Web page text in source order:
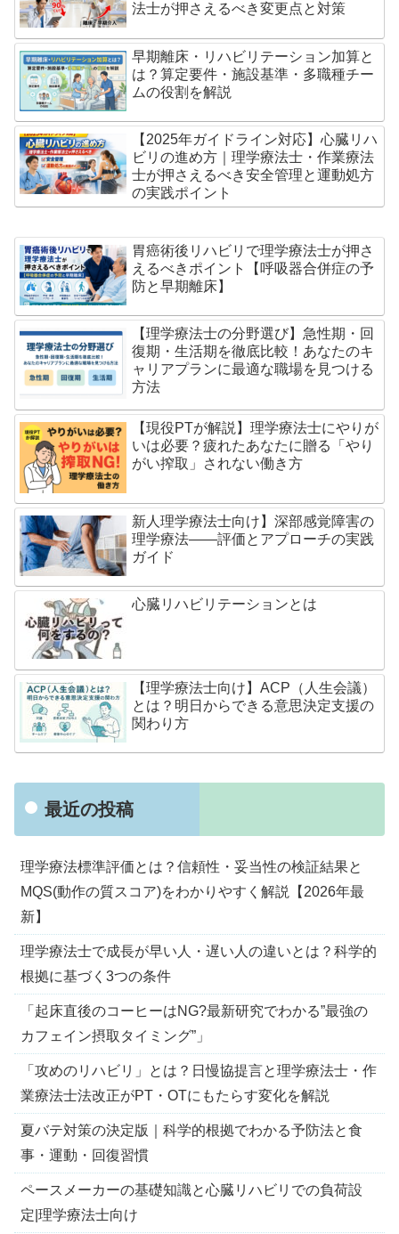
法士が押さえるべき変更点と対策
早期離床・リハビリテーション加算と
は？算定要件・施設基準・多職種チー
ムの役割を解説
【2025年ガイドライン対応】心臓リハ
ビリの進め方｜理学療法士・作業療法
士が押さえるべき安全管理と運動処方
の実践ポイント
胃癌術後リハビリで理学療法士が押さ
えるべきポイント【呼吸器合併症の予
防と早期離床】
【理学療法士の分野選び】急性期・回
復期・生活期を徹底比較！あなたのキ
ャリアプランに最適な職場を見つける
方法
【現役PTが解説】理学療法士にやりが
いは必要？疲れたあなたに贈る「やり
がい搾取」されない働き方
新人理学療法士向け】深部感覚障害の
理学療法——評価とアプローチの実践
ガイド
心臓リハビリテーションとは
【理学療法士向け】ACP（人生会議）
とは？明日からできる意思決定支援の
関わり方
最近の投稿
理学療法標準評価とは？信頼性・妥当性の検証結果と
MQS(動作の質スコア)をわかりやすく解説【2026年最
新】
理学療法士で成長が早い人・遅い人の違いとは？科学的
根拠に基づく3つの条件
「起床直後のコーヒーはNG?最新研究でわかる”最強の
カフェイン摂取タイミング”」
「攻めのリハビリ」とは？日慢協提言と理学療法士・作
業療法士法改正がPT・OTにもたらす変化を解説
夏バテ対策の決定版｜科学的根拠でわかる予防法と食
事・運動・回復習慣
ペースメーカーの基礎知識と心臓リハビリでの負荷設
定|理学療法士向け